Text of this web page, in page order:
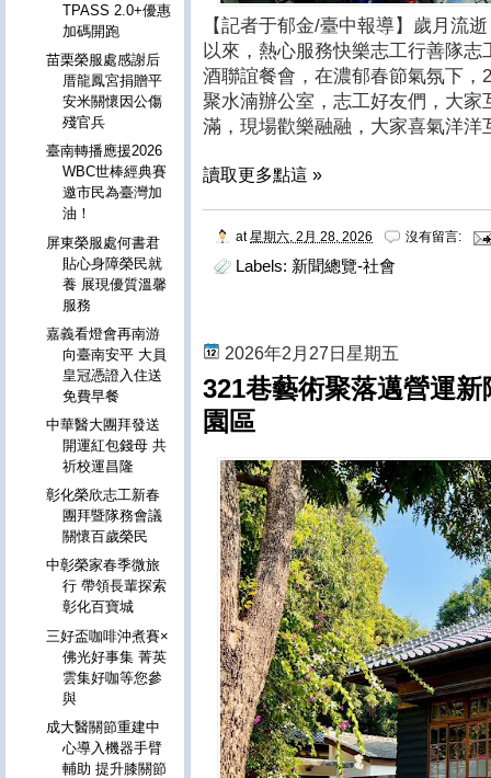
【記者于郁金/臺中報導】歲月流
以來，熱心服務快樂志工行善隊
酒聯誼餐會，在濃郁春節氣氛下
聚水湳辦公室，志工好友們，大
滿，現場歡樂融融，大家喜氣洋洋
讀取更多點這 »
at星期六, 2月 28, 2026 沒有留言:
Labels: 新聞總覽-社會
2026年2月27日星期五
321巷藝術聚落邁營運
園區
TPASS 2.0+優惠
加碼開跑
苗栗榮服處感謝后
厝龍鳳宮捐贈平
安米關懷因公傷
殘官兵
臺南轉播應援2026
WBC世棒經典賽
邀市民為臺灣加
油！
屏東榮服處何書君
貼心身障榮民就
養 展現優質溫馨
服務
嘉義看燈會再南游
向臺南安平 大員
皇冠憑證入住送
免費早餐
中華醫大團拜發送
開運紅包錢母 共
祈校運昌隆
彰化榮欣志工新春
團拜暨隊務會議
關懷百歲榮民
中彰榮家春季微旅
行 帶領長輩探索
彰化百寶城
三好盃咖啡沖煮賽×
佛光好事集 菁英
雲集好咖等您參
與
成大醫關節重建中
心導入機器手臂
輔助 提升膝關節